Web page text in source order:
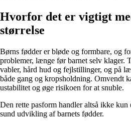
Hvorfor det er vigtigt
størrelse
Børns fødder er bløde og formbare, og
problemer, længe før barnet selv klager.
vabler, hård hud og fejlstillinger, og på
både gang og kropsholdning. Omvendt
ustabilitet og øge risikoen for at snuble.
Den rette pasform handler altså ikke
sund udvikling af barnets fødder.